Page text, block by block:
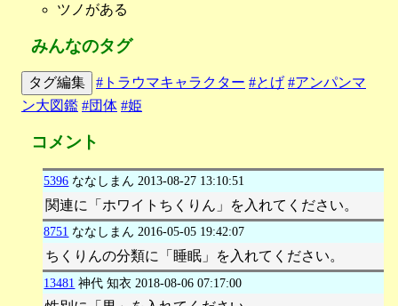
ツノがある
みんなのタグ
タグ編集 #トラウマキャラクター #とげ #アンパンマ
ン大図鑑 #団体 #姫
コメント
5396 ななしまん 2013-08-27 13:10:51
関連に「ホワイトちくりん」を入れてください。
8751 ななしまん 2016-05-05 19:42:07
ちくりんの分類に「睡眠」を入れてください。
13481 神代 知衣 2018-08-06 07:17:00